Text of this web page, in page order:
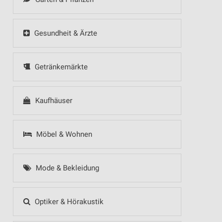
Gesundheit & Ärzte
Getränkemärkte
Kaufhäuser
Möbel & Wohnen
Mode & Bekleidung
Optiker & Hörakustik